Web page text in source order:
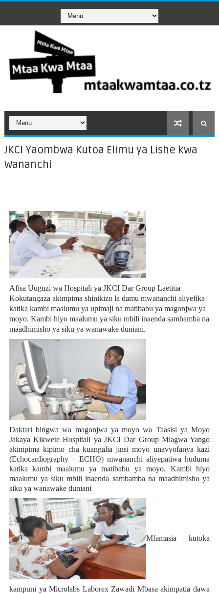
JKCI Yaombwa Kutoa Elimu ya Lishe kwa
Wananchi
Afisa Uuguzi wa Hospitali ya JKCI Dar Group Laetitia
Kokutangaza akimpima shinikizo la damu mwananchi aliyefika
katika kambi maalumu ya upimaji na matibabu ya magonjwa ya
moyo. Kambi hiyo maalumu ya siku mbili inaenda sambamba na
maadhimisho ya siku ya wanawake duniani.
Daktari bingwa wa magonjwa ya moyo wa Taasisi ya Moyo
Jakaya Kikwete Hospitali ya JKCI Dar Group Mlagwa Yango
akimpima kipimo cha kuangalia jinsi moyo unavyofanya kazi
(Echocardiography – ECHO) mwananchi aliyepatiwa huduma
katika kambi maalumu ya matibabu ya moyo. Kambi hiyo
maalumu ya siku mbili inaenda sambamba na maadhimisho ya
siku ya wanawake duniani
Mfamasia kutoka
kampuni ya Microlabs Laborex Zawadi Mbasa akimpatia dawa